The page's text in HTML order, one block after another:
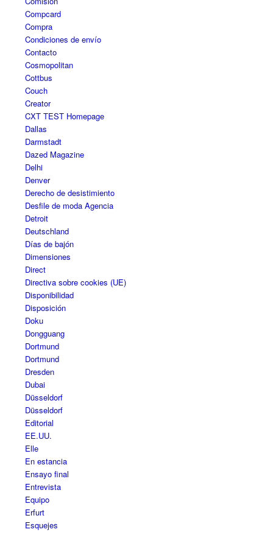
Compcard
Compra
Condiciones de envío
Contacto
Cosmopolitan
Cottbus
Couch
Creator
CXT TEST Homepage
Dallas
Darmstadt
Dazed Magazine
Delhi
Denver
Derecho de desistimiento
Desfile de moda Agencia
Detroit
Deutschland
Días de bajón
Dimensiones
Direct
Directiva sobre cookies (UE)
Disponibilidad
Disposición
Doku
Dongguang
Dortmund
Dortmund
Dresden
Dubai
Düsseldorf
Düsseldorf
Editorial
EE.UU.
Elle
En estancia
Ensayo final
Entrevista
Equipo
Erfurt
Esquejes